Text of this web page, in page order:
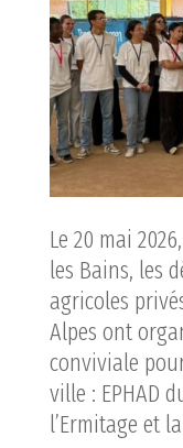
Le 20 mai
les Bains, les
agricoles
Alpes ont
conviviale
ville : EPHAD
l’Ermitage et